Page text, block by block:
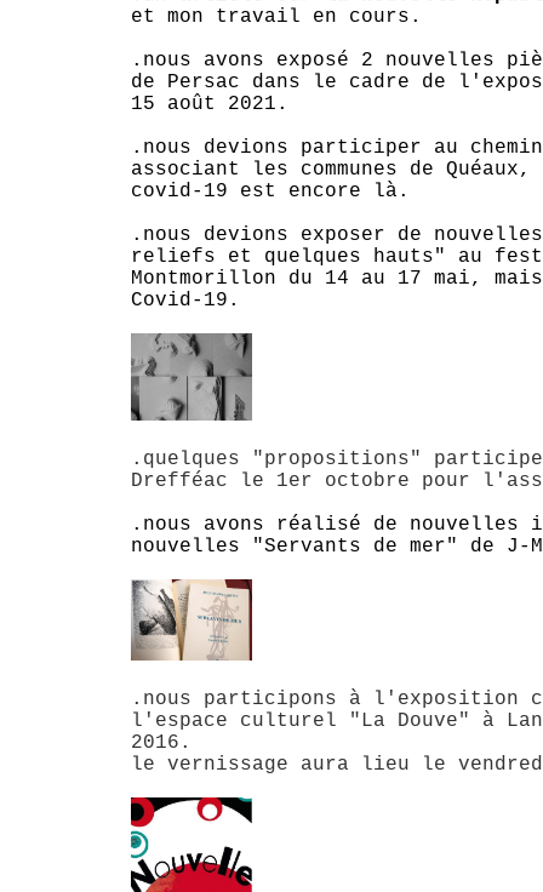
et mon travail en cours.
.nous avons exposé 2 nouvelles
de Persac dans le cadre de
15 août 2021.
.nous devions participer au
associant les communes de
covid-19 est encore là.
.nous devions exposer de
reliefs et quelques hauts" au
Montmorillon du 14 au 17 mai,
Covid-19.
.quelques "propositions"
Drefféac le 1er octobre pour
.nous avons réalisé de
nouvelles "Servants de mer" de
.nous participons à l'exposition
l'espace culturel "La Douve" à
2016.
le vernissage aura lieu le